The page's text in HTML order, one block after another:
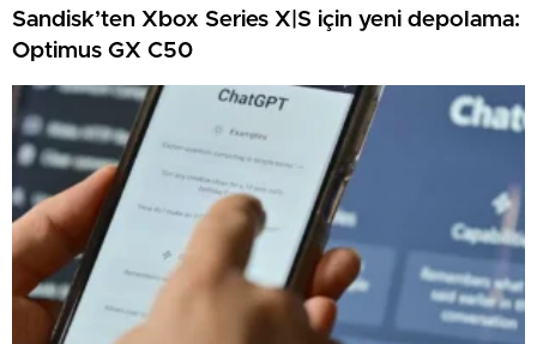
Sandisk’ten Xbox Series X|S için yeni depolama:
Optimus GX C50